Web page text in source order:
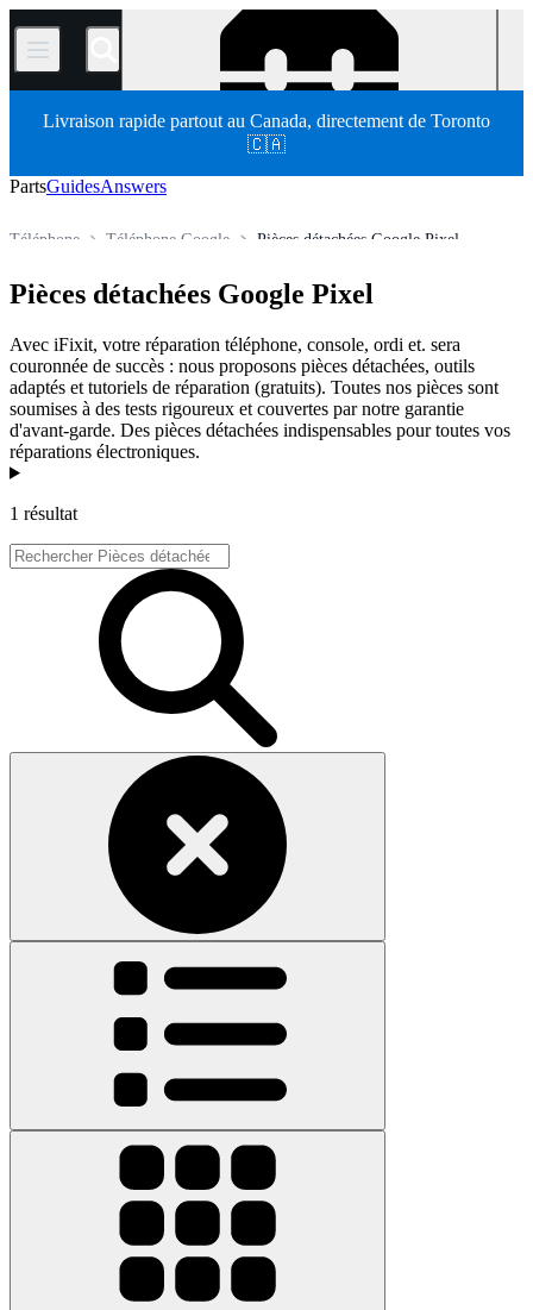
/
Livraison rapide partout au Canada, directement de Toronto
🇨🇦
PartsGuidesAnswers
Pièces détachées Google Pixel
Téléphone Google
Téléphone
Pièces détachées Google Pixel
Avec iFixit, votre réparation téléphone, console, ordi et. sera
couronnée de succès : nous proposons pièces détachées, outils
adaptés et tutoriels de réparation (gratuits). Toutes nos pièces sont
soumises à des tests rigoureux et couvertes par notre garantie
d'avant-garde. Des pièces détachées indispensables pour toutes vos
réparations électroniques.
Products
1 résultat